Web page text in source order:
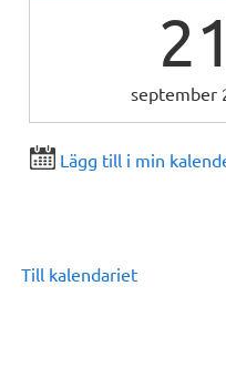
21
september
Lägg till i min
Till kalendariet